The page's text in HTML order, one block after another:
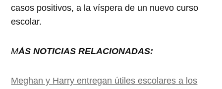
casos positivos, a la víspera de un nuevo curso
escolar.
MÁS NOTICIAS RELACIONADAS:
Meghan y Harry entregan útiles escolares a los